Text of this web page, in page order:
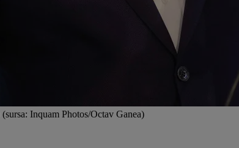
Inquam Photos/Octav Ganea)